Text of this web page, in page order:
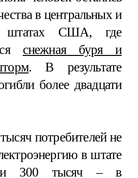
в центральных и
штатах США, где
снежная буря и
. В результате
более двадцати
потребителей не
в штате
и 300 тысяч – в